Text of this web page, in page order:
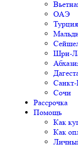
ОАЭ
Турция
Шри-
Санкт-
Сочи
Рассрочка
Помощь
Как
Как